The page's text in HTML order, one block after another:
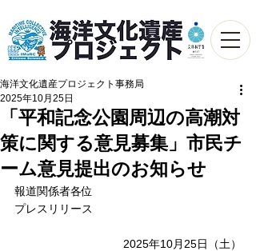
「平和記念公園周辺の高潮対
策に関する意見募集」市民チ
ーム意見提出のお知らせ
海洋文化遺産プロジェクト事務局
2025年10月25日
報道関係者各位
プレスリリース
2025年10月25日（土）